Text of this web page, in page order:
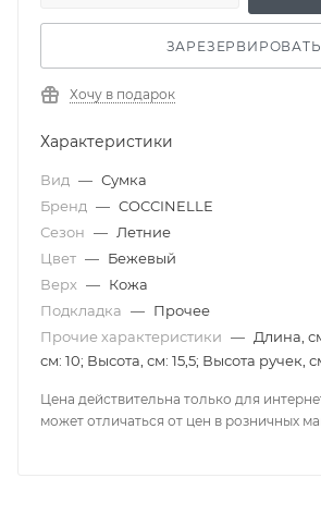
ЗАРЕЗЕРВИРОВАТЬ
Хочу в подарок
Характеристики
Вид — Сумка
Бренд — COCCINELLE
Сезон — Летние
Цвет — Бежевый
Верх — Кожа
Подкладка — Прочее
Прочие характеристики — Длина,
см: 10; Высота, см: 15,5; Высота ручек,
Цена действительна только для
может отличаться от цен в розничных